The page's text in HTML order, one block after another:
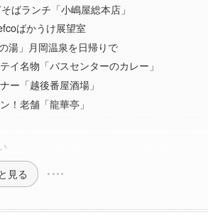
ばランチ「小嶋屋総本店」
ばかうけ展望室
湯」月岡温泉を日帰りで
名物「バスセンターのカレー」
ー「越後番屋酒場」
！老舗「龍華亭」
見る